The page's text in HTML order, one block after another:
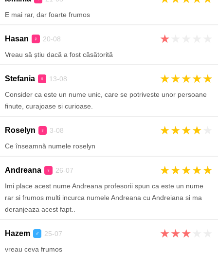
E mai rar, dar foarte frumos
Hasan ♀ 20-08 ★
Vreau să știu dacă a fost căsătorită
Stefania ♀ 13-08 ★★★★★
Consider ca este un nume unic, care se potriveste unor persoane
finute, curajoase si curioase.
Roselyn ♀ 3-08 ★★★★
Ce înseamnă numele roselyn
Andreana ♀ 26-07 ★★★★★
Imi place acest nume Andreana profesorii spun ca este un nume
rar si frumos multi incurca numele Andreana cu Andreiana si ma
deranjeaza acest fapt..
Hazem ♂ 25-07 ★★★
vreau ceva frumos